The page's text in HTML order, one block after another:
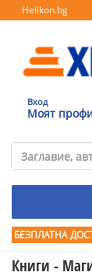
Helikon.bg
Вход
Моят
БЕЗПЛАТНА
Книги -